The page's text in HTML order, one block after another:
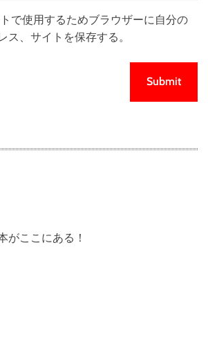
で使用するためブラウザーに自分の
ス、サイトを保存する。
がここにある！